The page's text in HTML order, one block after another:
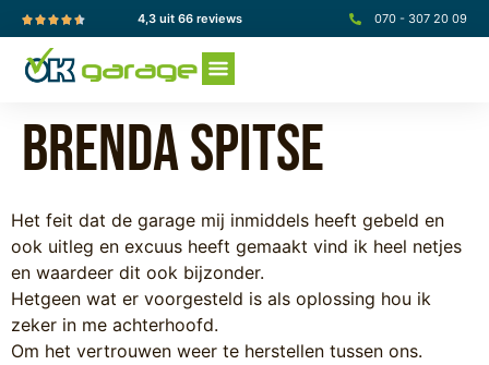
4,3 uit 66 reviews 070 - 307 20 09
Brenda Spitse
Het feit dat de garage mij inmiddels heeft gebeld en
ook uitleg en excuus heeft gemaakt vind ik heel netjes
en waardeer dit ook bijzonder.
Hetgeen wat er voorgesteld is als oplossing hou ik
zeker in me achterhoofd.
Om het vertrouwen weer te herstellen tussen ons.